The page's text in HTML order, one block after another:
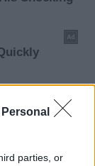
parties, or